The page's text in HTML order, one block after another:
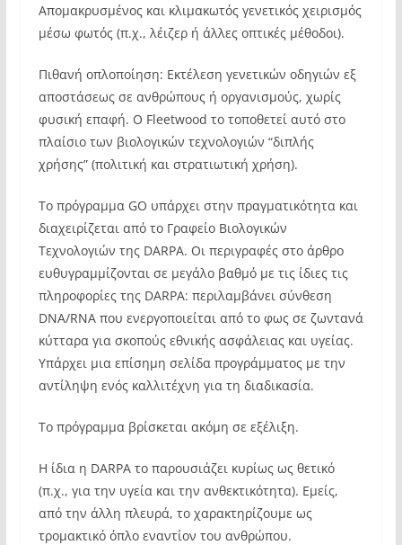
Απομακρυσμένος και κλιμακωτός γενετικός χειρισμός
μέσω φωτός (π.χ., λέιζερ ή άλλες οπτικές μέθοδοι).
Πιθανή οπλοποίηση: Εκτέλεση γενετικών οδηγιών εξ
αποστάσεως σε ανθρώπους ή οργανισμούς, χωρίς
φυσική επαφή. Ο Fleetwood το τοποθετεί αυτό στο
πλαίσιο των βιολογικών τεχνολογιών “διπλής
χρήσης” (πολιτική και στρατιωτική χρήση).
Το πρόγραμμα GO υπάρχει στην πραγματικότητα και
διαχειρίζεται από το Γραφείο Βιολογικών
Τεχνολογιών της DARPA. Οι περιγραφές στο άρθρο
ευθυγραμμίζονται σε μεγάλο βαθμό με τις ίδιες τις
πληροφορίες της DARPA: περιλαμβάνει σύνθεση
DNA/RNA που ενεργοποιείται από το φως σε ζωντανά
κύτταρα για σκοπούς εθνικής ασφάλειας και υγείας.
Υπάρχει μια επίσημη σελίδα προγράμματος με την
αντίληψη ενός καλλιτέχνη για τη διαδικασία.
Το πρόγραμμα βρίσκεται ακόμη σε εξέλιξη.
Η ίδια η DARPA το παρουσιάζει κυρίως ως θετικό
(π.χ., για την υγεία και την ανθεκτικότητα). Εμείς,
από την άλλη πλευρά, το χαρακτηρίζουμε ως
τρομακτικό όπλο εναντίον του ανθρώπου.